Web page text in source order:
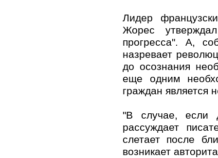
Лидер
Жорес
прогресса". А,
назревает
до осознания
еще одним
граждан является
"В случае, если
рассуждает
слетает после
возникает